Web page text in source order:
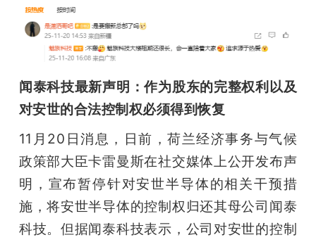
闻泰科技最新声明：作为股东的完整权利以及
对安世的合法控制权必须得到恢复
11月20日消息，日前，荷兰经济事务与气候
政策部大臣卡雷曼斯在社交媒体上公开发布声
明，宣布暂停针对安世半导体的相关干预措
施，将安世半导体的控制权归还其母公司闻泰
科技。但据闻泰科技表示，公司对安世的控制